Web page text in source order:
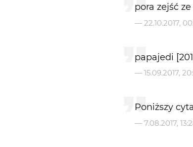
pora zejść
— 22.10.2017,
papajedi
— 15.09.2017,
Poniższy
— 7.08.2017,